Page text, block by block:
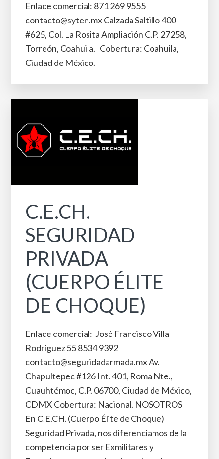
Enlace comercial: 871 269 9555
contacto@syten.mx Calzada Saltillo 400
#625, Col. La Rosita Ampliación C.P. 27258,
Torreón, Coahuila. Cobertura: Coahuila,
Ciudad de México.
C.E.CH.
SEGURIDAD
PRIVADA
(CUERPO ÉLITE
DE CHOQUE)
Enlace comercial: José Francisco Villa
Rodríguez 55 8534 9392
contacto@seguridadarmada.mx Av.
Chapultepec #126 Int. 401, Roma Nte.,
Cuauhtémoc, C.P. 06700, Ciudad de México,
CDMX Cobertura: Nacional. NOSOTROS
En C.E.CH. (Cuerpo Élite de Choque)
Seguridad Privada, nos diferenciamos de la
competencia por ser Exmilitares y